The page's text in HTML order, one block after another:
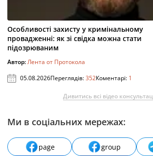
Особливості захисту у кримінальному
провадженні: як зі свідка можна стати
підозрюваним
Автор:Лента от Протокола
05.08.2026Переглядів:352Коментарі: 1
Дивитись всі відео
Ми в соціальних мережах:
page group